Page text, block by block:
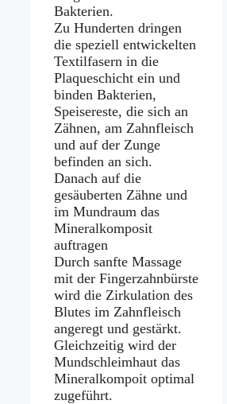
Bakterien.
Zu Hunderten dringen
die speziell entwickelten
Textilfasern in die
Plaqueschicht ein und
binden Bakterien,
Speisereste, die sich an
Zähnen, am Zahnfleisch
und auf der Zunge
befinden an sich.
Danach auf die
gesäuberten Zähne und
im Mundraum das
Mineralkomposit
auftragen
Durch sanfte Massage
mit der Fingerzahnbürste
wird die Zirkulation des
Blutes im Zahnfleisch
angeregt und gestärkt.
Gleichzeitig wird der
Mundschleimhaut das
Mineralkompoit optimal
zugeführt.